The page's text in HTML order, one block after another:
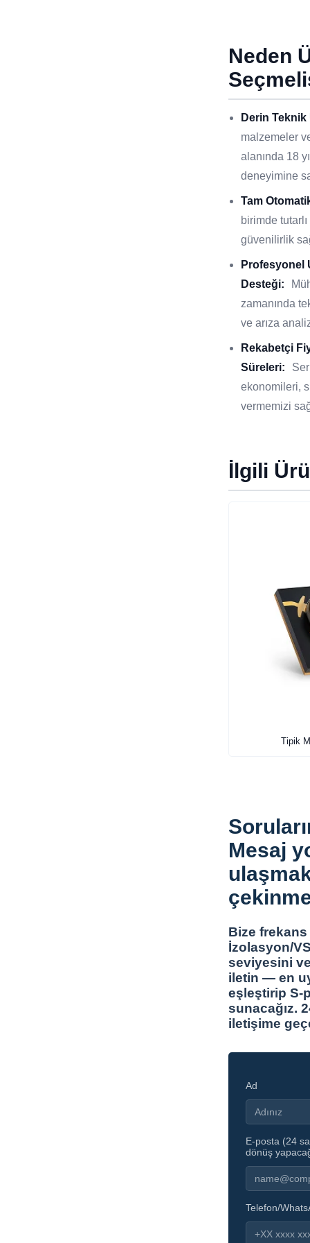
Neden
Derin Teknik
malzemeler
alanında 18
deneyimine
Tam
birimde
güvenilirlik
Profesyonel
Desteği:
zamanında
ve arıza
Rekabetçi
Süreleri:
ekonomileri,
vermemizi
İlgili
Tipik
Mesaj
Bize frekans
İzolasyon/
seviyesini
iletin — en
eşleştirip S-
sunacağız.
iletişime
Ad
E-posta (24
dönüş
Telefon/